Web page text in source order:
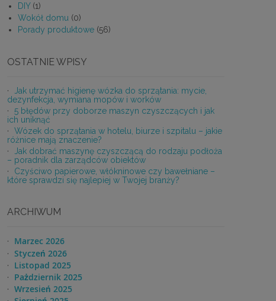
DIY (1)
Wokół domu (0)
Porady produktowe (56)
OSTATNIE WPISY
Jak utrzymać higienę wózka do sprzątania: mycie,
dezynfekcja, wymiana mopów i worków
5 błędów przy doborze maszyn czyszczących i jak
ich uniknąć
Wózek do sprzątania w hotelu, biurze i szpitalu – jakie
różnice mają znaczenie?
Jak dobrać maszynę czyszczącą do rodzaju podłoża
– poradnik dla zarządców obiektów
Czyściwo papierowe, włókninowe czy bawełniane –
które sprawdzi się najlepiej w Twojej branży?
ARCHIWUM
Marzec 2026
Styczeń 2026
Listopad 2025
Pażdziernik 2025
Wrzesień 2025